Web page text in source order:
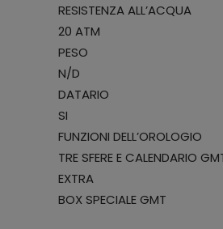
RESISTENZA ALL’ACQUA
20 ATM
PESO
N/D
DATARIO
SI
FUNZIONI DELL’OROLOGIO
TRE SFERE E CALENDARIO
EXTRA
BOX SPECIALE GMT